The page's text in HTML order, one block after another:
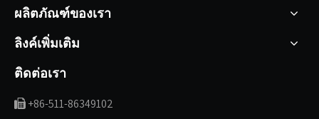
ผลิตภัณฑ์ของเรา
ลิงค์เพิ่มเติม
ติดต่อเรา
 +86-511-86349102